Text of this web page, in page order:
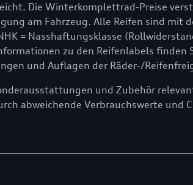
Die Winterkomplettrad-Preise
am Fahrzeug. Alle Reifen sind mit
= Nasshaftungsklasse
zu den Reifenlabels
und Auflagen der Räder-/
und Zubehör
abweichende Verbrauchswerte und